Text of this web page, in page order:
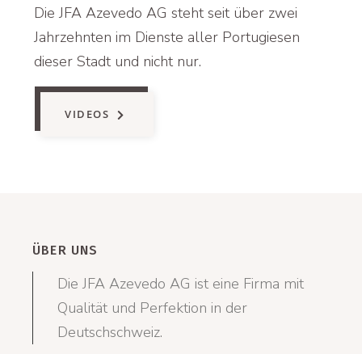
Die JFA Azevedo AG steht seit über zwei
Jahrzehnten im Dienste aller Portugiesen
dieser Stadt und nicht nur.
VIDEOS
ÜBER UNS
Die JFA Azevedo AG ist eine Firma mit
Qualität und Perfektion in der
Deutschschweiz.